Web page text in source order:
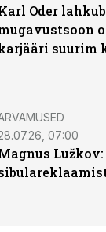
Oder
suurim
07:00
Lužkov: